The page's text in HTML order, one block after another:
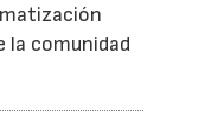
la comunidad